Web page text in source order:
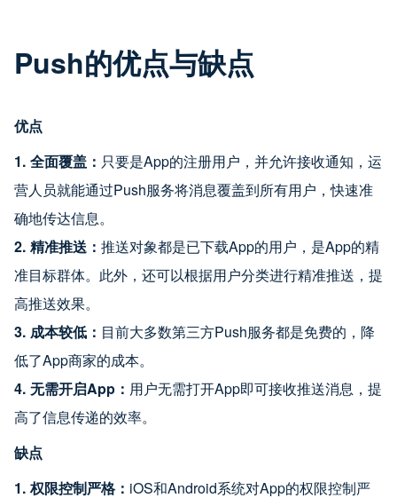
Push的优点与缺点
优点
1. 全面覆盖： 只要是App的注册用户，并允许接收通知，运
营人员就能通过Push服务将消息覆盖到所有用户，快速准
确地传达信息。
2. 精准推送： 推送对象都是已下载App的用户，是App的精
准目标群体。此外，还可以根据用户分类进行精准推送，提
高推送效果。
3. 成本较低： 目前大多数第三方Push服务都是免费的，降
低了App商家的成本。
4. 无需开启App： 用户无需打开App即可接收推送消息，提
高了信息传递的效率。
缺点
1.权限控制严格： iOS和Android系统对App的权限控制严